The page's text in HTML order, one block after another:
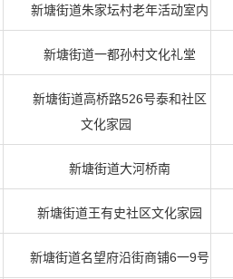
新塘街道朱家坛村老年活动室内
新塘街道一都孙村文化礼堂
新塘街道高桥路526号泰和社区
文化家园
新塘街道大河桥南
新塘街道王有史社区文化家园
新塘街道名望府沿街商铺6一9号